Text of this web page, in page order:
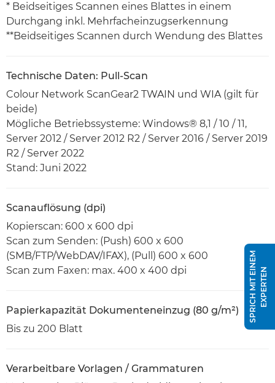
* Beidseitiges Scannen eines Blattes in einem
Durchgang inkl. Mehrfacheinzugserkennung
**Beidseitiges Scannen durch Wendung des Blattes
Technische Daten: Pull-Scan
Colour Network ScanGear2 TWAIN und WIA (gilt für
beide)
Mögliche Betriebssysteme: Windows® 8,1 / 10 / 11,
Server 2012 / Server 2012 R2 / Server 2016 / Server 2019
R2 / Server 2022
Stand: Juni 2022
Scanauflösung (dpi)
Kopierscan: 600 x 600 dpi
Scan zum Senden: (Push) 600 x 600
(SMB/FTP/WebDAV/IFAX), (Pull) 600 x 600
Scan zum Faxen: max. 400 x 400 dpi
Papierkapazität Dokumenteneinzug (80 g/m²)
Bis zu 200 Blatt
Verarbeitbare Vorlagen / Grammaturen
S
P
R
I
C
H
M
I
T
E
I
N
E
M
E
X
P
E
R
T
EN